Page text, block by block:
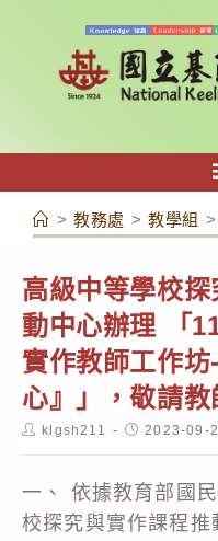
容
> 教務處 > 教學組 >
高級中等學校
動中心辦理 「
實作教師工作
心』」，敬請教
Postklgsh211
Post2023-09-
一、 依據教育部國
校探究與實作課程